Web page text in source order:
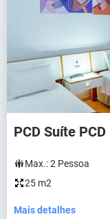
PCD Suíte PCD
Max.:2 Pessoa
25 m2
Mais detalhes